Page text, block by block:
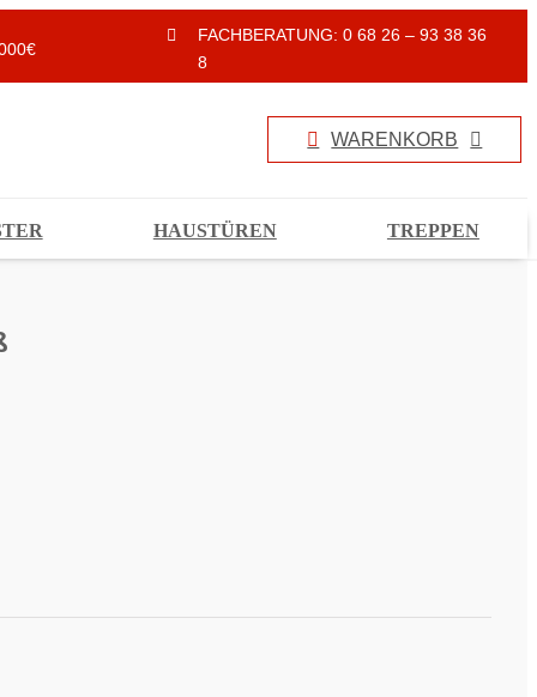
FACHBERATUNG: 0 68 26 – 93 38 36
8
WARENKORB
HAUSTÜREN TREPPEN